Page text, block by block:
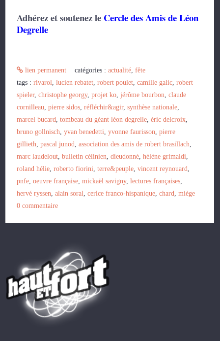
Adhérez et soutenez le Cercle des Amis de Léon
Degrelle
lien permanent catégories :actualité ,fête
tags :rivarol ,lucien rebatet ,robert poulet ,camille galic ,robert
spieler,christophe georgy,projet ko ,jérôme bourbon ,claude
cornilleau ,pierre sidos ,réfléchir&agir,synthèse nationale
marcel bucard
,tombeau du géant léon degrelle ,éric delcroix
bruno gollnisch ,yvan benedetti ,yvonne faurisson ,pierre
gillieth ,pascal junod ,association des amis de robert brasillach
marc laudelout ,bulletin célinien ,dieudonné ,hélène grimaldi
roland hélie ,roberto fiorini ,terre&peuple ,vincent reynouard
pnfe ,oeuvre française ,mickaël savigny,lectures françaises
hervé ryssen ,alain soral ,cerlce franco-hispanique ,chard ,miège
0 commentaire